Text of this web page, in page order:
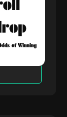
solution